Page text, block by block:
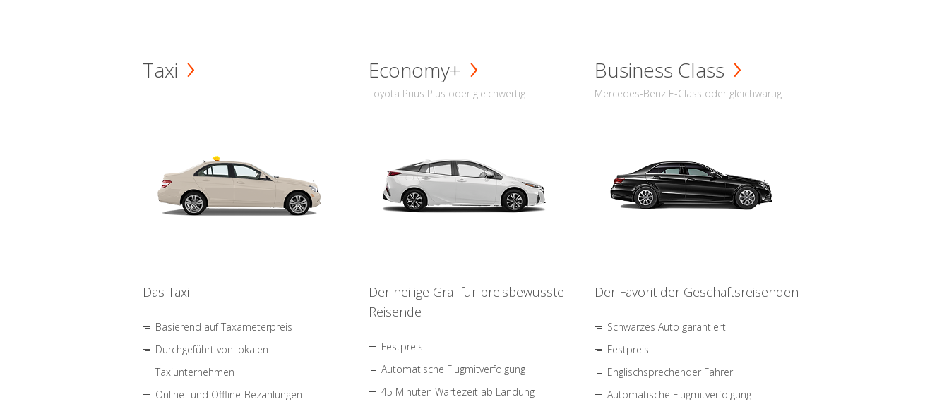
Taxi
Das Taxi
Basierend auf Taxameterpreis
Durchgeführt von lokalen
Taxiunternehmen
Online- und Offline-Bezahlungen
Economy+
Toyota Prius Plus oder gleichwertig
Der heilige Gral für preisbewusste
Reisende
Festpreis
Automatische Flugmitverfolgung
45 Minuten Wartezeit ab Landung
Business Class
Mercedes-Benz E-Class oder gleichwärtig
Der Favorit der Geschäftsreisenden
Schwarzes Auto garantiert
Festpreis
Englischsprechender Fahrer
Automatische Flugmitverfolgung